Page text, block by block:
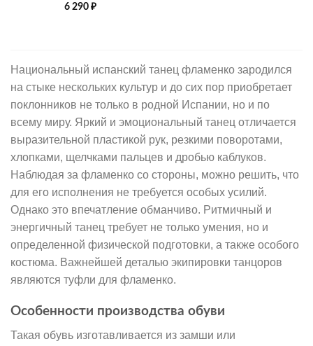
6 290 ₽
Национальный испанский танец фламенко зародился
на стыке нескольких культур и до сих пор приобретает
поклонников не только в родной Испании, но и по
всему миру. Яркий и эмоциональный танец отличается
выразительной пластикой рук, резкими поворотами,
хлопками, щелчками пальцев и дробью каблуков.
Наблюдая за фламенко со стороны, можно решить, что
для его исполнения не требуется особых усилий.
Однако это впечатление обманчиво. Ритмичный и
энергичный танец требует не только умения, но и
определенной физической подготовки, а также особого
костюма. Важнейшей деталью экипировки танцоров
являются туфли для фламенко.
Особенности производства обуви
Такая обувь изготавливается из замши или